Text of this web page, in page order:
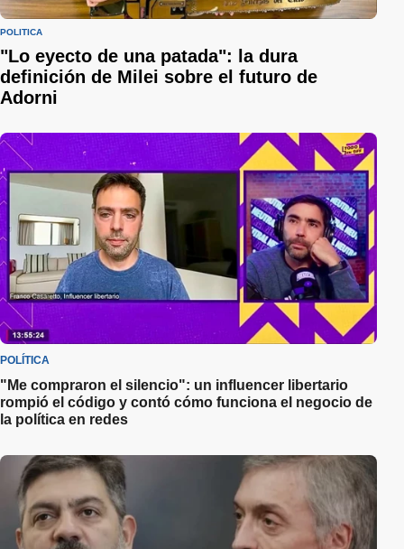
POLÍTICA
"Lo eyecto de una patada": la dura
definición de Milei sobre el futuro de
Adorni
POLÍTICA
"Me compraron el silencio": un influencer libertario
rompió el código y contó cómo funciona el negocio de
la política en redes